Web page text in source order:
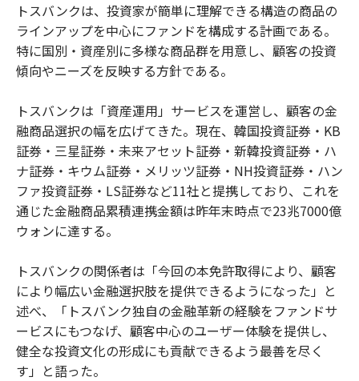
トスバンクは、投資家が簡単に理解できる構造の商品の
ラインアップを中心にファンドを構成する計画である。
特に国別・資産別に多様な商品群を用意し、顧客の投資
傾向やニーズを反映する方針である。
トスバンクは「資産運用」サービスを運営し、顧客の金
融商品選択の幅を広げてきた。現在、韓国投資証券・KB
証券・三星証券・未来アセット証券・新韓投資証券・ハ
ナ証券・キウム証券・メリッツ証券・NH投資証券・ハン
ファ投資証券・LS証券など11社と提携しており、これを
通じた金融商品累積連携金額は昨年末時点で23兆7000億
ウォンに達する。
トスバンクの関係者は「今回の本免許取得により、顧客
により幅広い金融選択肢を提供できるようになった」と
述べ、「トスバンク独自の金融革新の経験をファンドサ
ービスにもつなげ、顧客中心のユーザー体験を提供し、
健全な投資文化の形成にも貢献できるよう最善を尽く
す」と語った。